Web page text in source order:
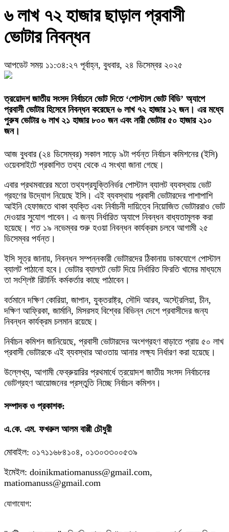
৬ লাখ ৭২ হাজার ছাড়াল প্রবাসী
ভোটার নিবন্ধন
আপডেট সময় ১১:৩৪:২৭ পূর্বাহ্ন, বুধবার, ২৪ ডিসেম্বর ২০২৫
ত্রয়োদশ জাতীয় সংসদ নির্বাচনে ভোট দিতে ‘পোস্টাল ভোট বিডি’ অ্যাপে
প্রবাসী ভোটার হিসেবে নিবন্ধন করেছেন ৬ লাখ ৭২ হাজার ১২ জন। এর মধ্যে
পুরুষ ভোটার ৬ লাখ ২১ হাজার ৮০০ জন এবং নারী ভোটার ৫০ হাজার ২১০
জন।
আজ বুধবার (২৪ ডিসেম্বর) সকাল সাড়ে ৯টা পর্যন্ত নির্বাচন কমিশনের (ইসি)
ওয়েবসাইটে প্রকাশিত তথ্য থেকে এ সংখ্যা জানা গেছে।
এবার প্রথমবারের মতো তথ্যপ্রযুক্তিনির্ভর পোস্টাল ব্যালট ব্যবস্থায় ভোট
গ্রহণের উদ্যোগ নিয়েছে ইসি। এই ব্যবস্থায় প্রবাসী ভোটারদের পাশাপাশি
আইনি হেফাজতে থাকা ব্যক্তি এবং নির্বাচনী দায়িত্বে নিয়োজিত ভোটাররাও ভোট
দেওয়ার সুযোগ পাবেন। এ জন্য নির্ধারিত অ্যাপে নিবন্ধন বাধ্যতামূলক করা
হয়েছে। গত ১৯ নভেম্বর শুরু হওয়া নিবন্ধন কার্যক্রম চলবে আগামী ২৫
ডিসেম্বর পর্যন্ত।
ইসি সূত্র জানায়, নিবন্ধন সম্পন্নকারী ভোটারদের ঠিকানায় ডাকযোগে পোস্টাল
ব্যালট পাঠানো হবে। ভোটার ব্যালটে ভোট দিয়ে নির্ধারিত ফিরতি খামের মাধ্যমে
তা সংশ্লিষ্ট রিটার্নিং কর্মকর্তার কাছে পাঠাবেন।
বর্তমানে দক্ষিণ কোরিয়া, জাপান, যুক্তরাষ্ট্র, সৌদি আরব, অস্ট্রেলিয়া, চীন,
দক্ষিণ আফ্রিকা, জার্মানি, মিসরসহ বিশ্বের বিভিন্ন দেশে প্রবাসীদের জন্য
নিবন্ধন কার্যক্রম চলমান রয়েছে।
নির্বাচন কমিশন জানিয়েছে, প্রবাসী ভোটারদের অংশগ্রহণ বাড়াতে প্রায় ৫০ লাখ
প্রবাসী ভোটারকে এই ব্যবস্থার আওতায় আনার লক্ষ্য নির্ধারণ করা হয়েছে।
উল্লেখ্য, আগামী ফেব্রুয়ারির প্রথমার্ধে ত্রয়োদশ জাতীয় সংসদ নির্বাচনের
ভোটগ্রহণ আয়োজনের প্রস্তুতি নিচ্ছে নির্বাচন কমিশন।
সম্পাদক ও প্রকাশক:
এ.কে. এম. ফখরুল আলম বাপ্পী চৌধুরী
মোবাইল: ০১৭১১৬৮৪১০৪, ০১৩০৩৩০০৫৩৯
ইমেইল: doinikmatiomanuss@gmail.com,
matiomanuss@gmail.com
যোগাযোগ: